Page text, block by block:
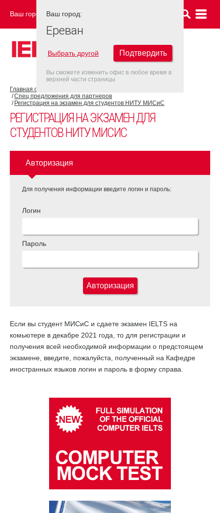
Ваш город: ЕРЕВАН
Главная страница
Спец предложения для партнеров
Регистрация на экзамен для студентов НИТУ МИСиС
РЕГИСТРАЦИЯ НА ЭКЗАМЕН ДЛЯ
СТУДЕНТОВ НИТУ МИСИС
Авторизация
Для получения информации введите логин и пароль:
Логин
Пароль
Авторизация
Если вы студент МИСиС и сдаете экзамен IELTS на
комьютере в декабре 2021 года, то для регистрации и
получения всей необходимой информации о предстоящем
экзамене, введите, пожалуйста, полученный на Кафедре
иностранных языков логин и пароль в форму справа.
Ваш город:
Ереван
Выбрать другой Подтвердить
Вы сможете изменить офис в любое время в
верхней части страницы